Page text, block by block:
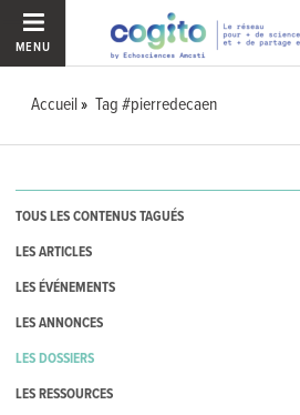
MENU
Accueil Tag #pierredecaen
TOUS LES CONTENUS TAGUÉS
LES ARTICLES
LES ÉVÉNEMENTS
LES ANNONCES
LES DOSSIERS
LES RESSOURCES